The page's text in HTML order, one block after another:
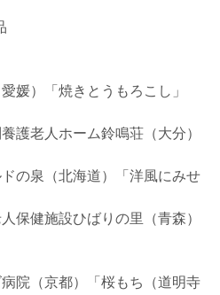
媛）「焼きとうもろこし」
護老人ホーム鈴鳴荘（大分）
の泉（北海道）「洋風にみせ
保健施設ひばりの里（青森）
院（京都）「桜もち（道明寺